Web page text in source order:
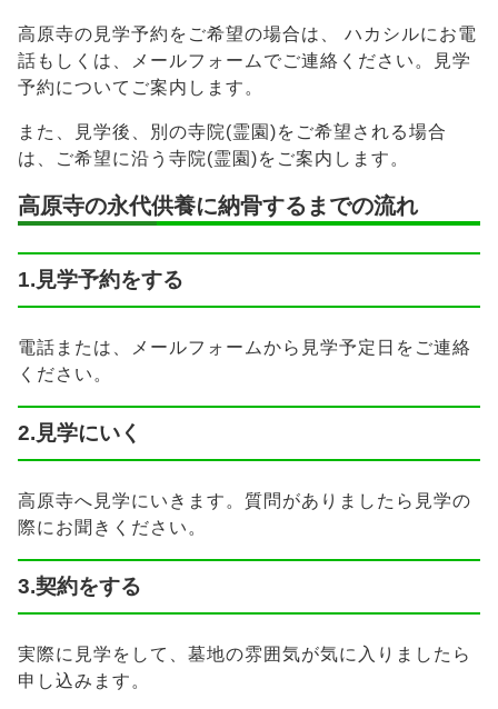
高原寺の見学予約をご希望の場合は、 ハカシルにお電
話もしくは、メールフォームでご連絡ください。見学
予約についてご案内します。
また、見学後、別の寺院(霊園)をご希望される場合
は、ご希望に沿う寺院(霊園)をご案内します。
高原寺の永代供養に納骨するまでの流れ
1.見学予約をする
電話または、メールフォームから見学予定日をご連絡
ください。
2.見学にいく
高原寺へ見学にいきます。質問がありましたら見学の
際にお聞きください。
3.契約をする
実際に見学をして、墓地の雰囲気が気に入りましたら
申し込みます。